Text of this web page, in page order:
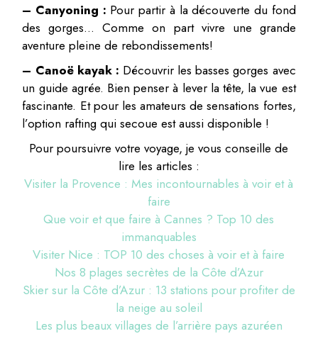
– Canyoning : Pour partir à la découverte du fond
des gorges… Comme on part vivre une grande
aventure pleine de rebondissements!
– Canoë kayak : Découvrir les basses gorges avec
un guide agrée. Bien penser à lever la tête, la vue est
fascinante. Et pour les amateurs de sensations fortes,
l’option rafting qui secoue est aussi disponible !
Pour poursuivre votre voyage, je vous conseille de
lire les articles :
Visiter la Provence : Mes incontournables à voir et à
faire
Que voir et que faire à Cannes ? Top 10 des
immanquables
Visiter Nice : TOP 10 des choses à voir et à faire
Nos 8 plages secrètes de la Côte d’Azur
Skier sur la Côte d’Azur : 13 stations pour profiter de
la neige au soleil
Les plus beaux villages de l’arrière pays azuréen